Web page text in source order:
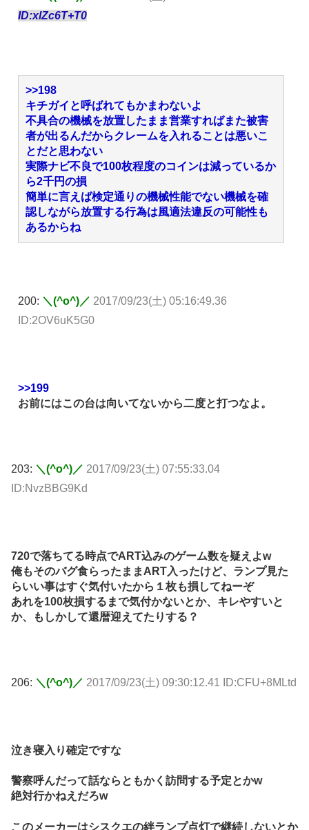
ID:xlZc6T+T0
>>198
キチガイと呼ばれてもかまわないよ
不具合の機械を放置したまま営業すればまた被害
者が出るんだからクレームを入れることは悪いこ
とだと思わない
実際ナビ不良で100枚程度のコインは減っているか
ら2千円の損
簡単に言えば検定通りの機械性能でない機械を確
認しながら放置する行為は風適法違反の可能性も
あるからね
200: ＼(^o^)／ 2017/09/23(土) 05:16:49.36
ID:2OV6uK5G0
>>199
お前にはこの台は向いてないから二度と打つなよ。
203: ＼(^o^)／ 2017/09/23(土) 07:55:33.04
ID:NvzBBG9Kd
720で落ちてる時点でART込みのゲーム数を疑えよw
俺もそのバグ食らったままART入ったけど、ランプ見た
らいい事はすぐ気付いたから１枚も損してねーぞ
あれを100枚損するまで気付かないとか、キレやすいと
か、もしかして還暦迎えてたりする？
206: ＼(^o^)／ 2017/09/23(土) 09:30:12.41 ID:CFU+8MLtd
泣き寝入り確定ですな
警察呼んだって話ならともかく訪問する予定とかw
絶対行かねえだろw
このメーカーはシスクエの絆ランプ点灯で継続しないとか